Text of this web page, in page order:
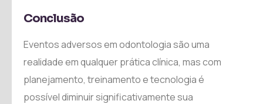
Conclusão
Eventos adversos em odontologia são uma
realidade em qualquer prática clínica, mas com
planejamento, treinamento e tecnologia é
possível diminuir significativamente sua